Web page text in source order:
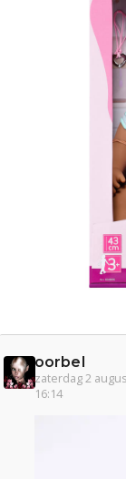
oorbel
zaterdag 2
16:14